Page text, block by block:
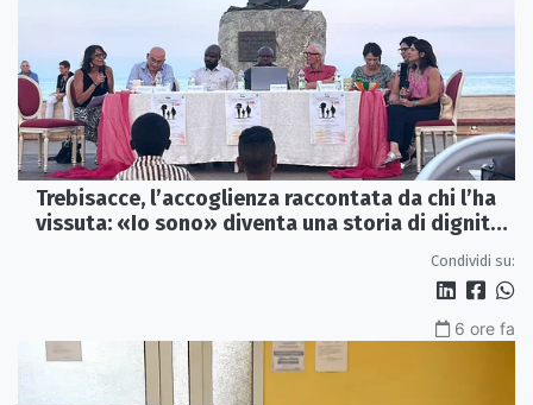
Trebisacce, l’accoglienza raccontata da chi l’ha
vissuta: «Io sono» diventa una storia di dignità
Condividi su:
6 ore fa